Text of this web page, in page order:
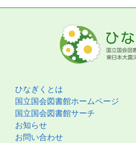
ひなぎくとは
国立国会図書館ホームページ
国立国会図書館サーチ
お知らせ
お問い合わせ